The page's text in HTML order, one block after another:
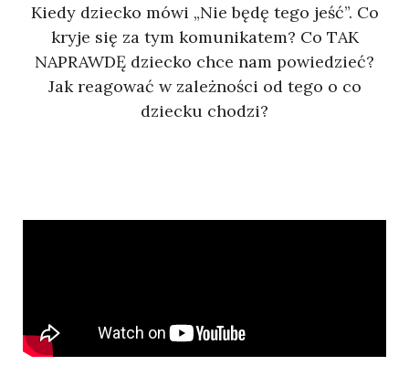
Kiedy dziecko mówi „Nie będę tego jeść”. Co
kryje się za tym komunikatem? Co TAK
NAPRAWDĘ dziecko chce nam powiedzieć?
Jak reagować w zależności od tego o co
dziecku chodzi?